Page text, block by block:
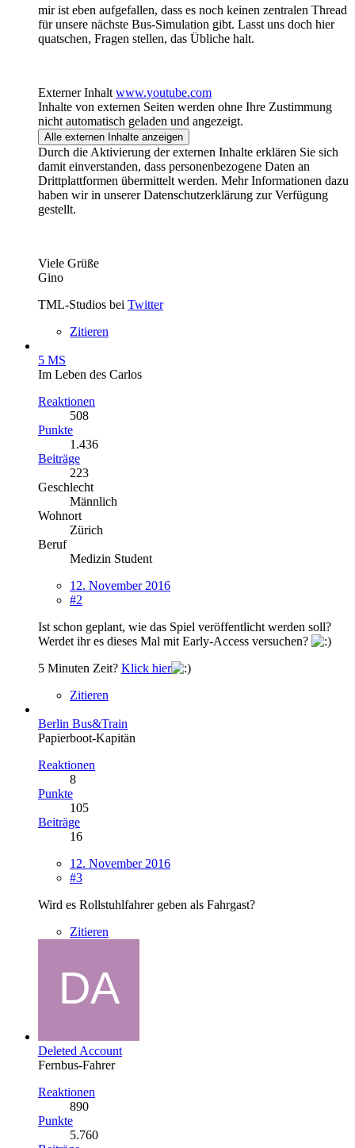
mir ist eben aufgefallen, dass es noch keinen zentralen Thread
für unsere nächste Bus-Simulation gibt. Lasst uns doch hier
quatschen, Fragen stellen, das Übliche halt.
Externer Inhalt www.youtube.com
Inhalte von externen Seiten werden ohne Ihre Zustimmung
nicht automatisch geladen und angezeigt.
Alle externen Inhalte anzeigen
Durch die Aktivierung der externen Inhalte erklären Sie sich
damit einverstanden, dass personenbezogene Daten an
Drittplattformen übermittelt werden. Mehr Informationen dazu
haben wir in unserer Datenschutzerklärung zur Verfügung
gestellt.
Viele Grüße
Gino
TML-Studios bei Twitter
Zitieren
5 MS
Im Leben des Carlos
Reaktionen
508
Punkte
1.436
Beiträge
223
Geschlecht
Männlich
Wohnort
Zürich
Beruf
Medizin Student
12. November 2016
#2
Ist schon geplant, wie das Spiel veröffentlicht werden soll?
Werdet ihr es dieses Mal mit Early-Access versuchen?
5 Minuten Zeit? Klick hier
Zitieren
Berlin Bus&Train
Papierboot-Kapitän
Reaktionen
8
Punkte
105
Beiträge
16
12. November 2016
#3
Wird es Rollstuhlfahrer geben als Fahrgast?
Zitieren
Deleted Account
Fernbus-Fahrer
Reaktionen
890
Punkte
5.760